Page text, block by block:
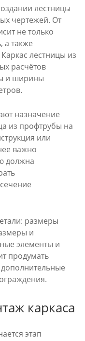
лестницы
чертежей. От
не только
а также
лестницы из
расчётов
и ширины
назначение
из профтрубы на
или
важно
должна
размеры
и
элементы и
продумать
каркаса
этап